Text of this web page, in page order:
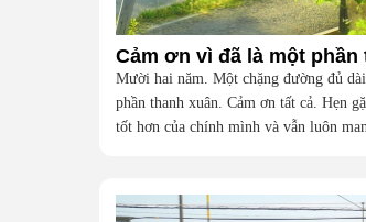
Mười hai năm. Một chặng đường đủ
phần thanh xuân. Cảm ơn tất cả. Hẹn
tốt hơn của chính mình và vẫn luôn